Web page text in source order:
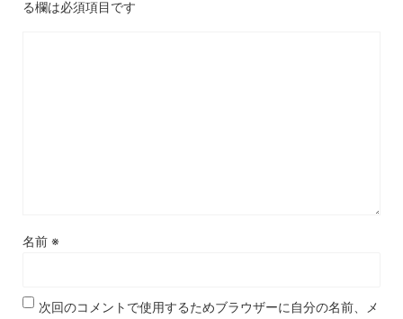
る欄は必須項目です
名前 ※
次回のコメントで使用するためブラウザーに自分の名前、メ